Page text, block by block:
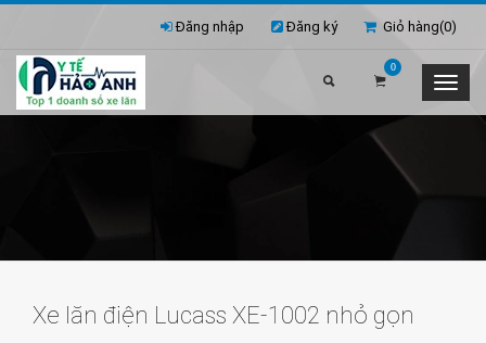
Giỏ hàng(0)
Đăng nhập Đăng ký
0
Xe lăn điện Lucass XE-1002 nhỏ gọn